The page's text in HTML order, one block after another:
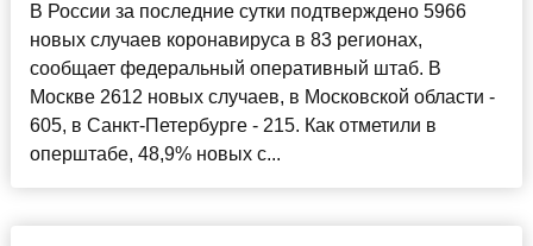
В России за последние сутки подтверждено 5966
новых случаев коронавируса в 83 регионах,
сообщает федеральный оперативный штаб. В
Москве 2612 новых случаев, в Московской области -
605, в Санкт-Петербурге - 215. Как отметили в
оперштабе, 48,9% новых с...